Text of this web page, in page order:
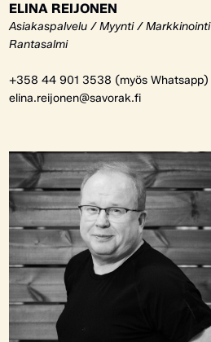
ELINA REIJONEN
Asiakaspalvelu / Myynti / Markkinointi
Rantasalmi
+358 44 901 3538 (myös Whatsapp)
elina.reijonen@savorak.fi